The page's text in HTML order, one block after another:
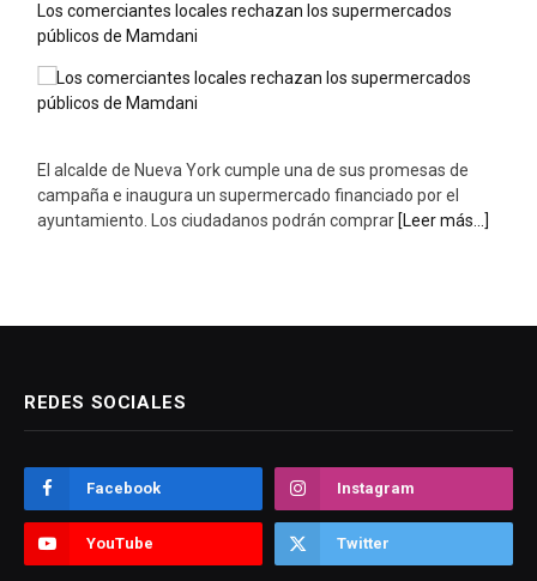
Los comerciantes locales rechazan los supermercados
públicos de Mamdani
El alcalde de Nueva York cumple una de sus promesas de
campaña e inaugura un supermercado financiado por el
ayuntamiento. Los ciudadanos podrán comprar [Leer más...]
REDES SOCIALES
Facebook Instagram
YouTube Twitter